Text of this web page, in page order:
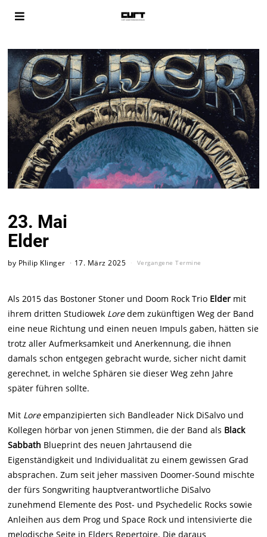
23. Mai
Elder
by Philip Klinger 17. März 2025 Vergangene Termine
Als 2015 das Bostoner Stoner und Doom Rock Trio Elder mit
ihrem dritten Studiowek Loredem zukünftigen Weg der Band
eine neue Richtung und einen neuen Impuls gaben, hätten sie
trotz aller Aufmerksamkeit und Anerkennung, die ihnen
damals schon entgegen gebracht wurde, sicher nicht damit
gerechnet, in welche Sphären sie dieser Weg zehn Jahre
später führen sollte.
Mit Loreempanzipierten sich Bandleader Nick DiSalvo und
Kollegen hörbar von jenen Stimmen, die der Band als Black
Sabbath Blueprint des neuen Jahrtausend die
Eigenständigkeit und Individualität zu einem gewissen Grad
absprachen. Zum seit jeher massiven Doomer-Sound mischte
der fürs Songwriting hauptverantwortliche DiSalvo
zunehmend Elemente des Post- und Psychedelic Rocks sowie
Anleihen aus dem Prog und Space Rock und intensivierte die
melodische Seite in Elders Repertoire. Die daraus